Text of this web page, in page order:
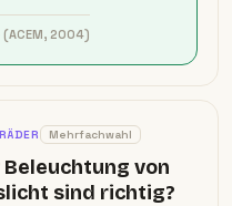
2004)
Mehrfachwahl
von
sind richtig?